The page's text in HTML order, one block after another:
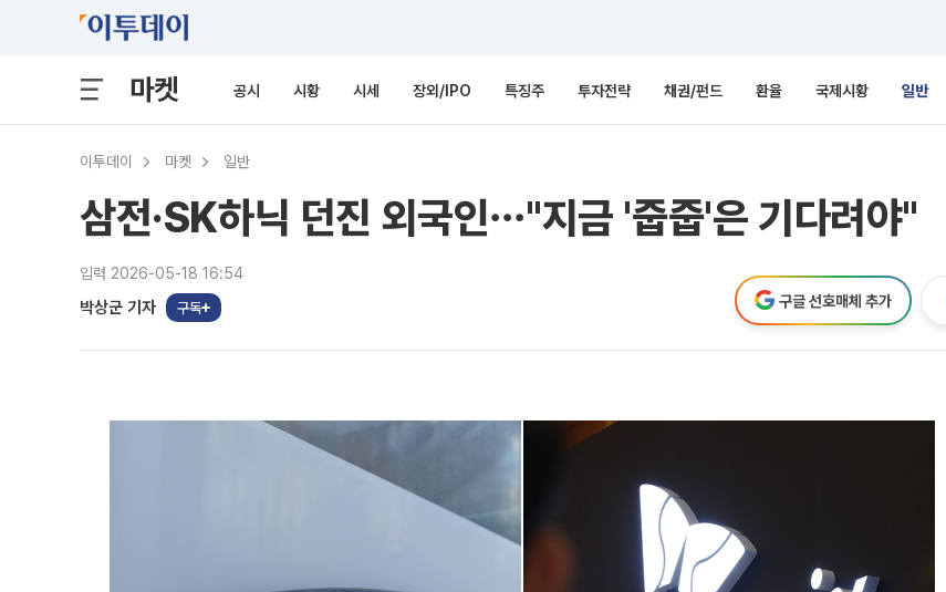
마켓 공시 시황 시세 장외/IPO 특징주 투자전략 채권/펀드 환율 국제시황 일반
이투데이 마켓 일반
삼전·SK하닉 던진 외국인⋯"지금 '줍줍'은 기다려야"
입력 2026-05-18 16:54
박상군 기자 구독 구글 선호매체 추가